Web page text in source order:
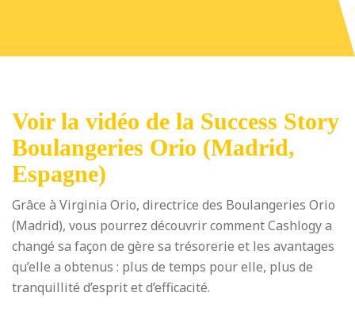
Voir la vidéo de la Success Story
Boulangeries Orio (Madrid,
Espagne)
Grâce à Virginia Orio, directrice des Boulangeries Orio
(Madrid), vous pourrez découvrir comment Cashlogy a
changé sa façon de gère sa trésorerie et les avantages
qu’elle a obtenus : plus de temps pour elle, plus de
tranquillité d’esprit et d’efficacité.